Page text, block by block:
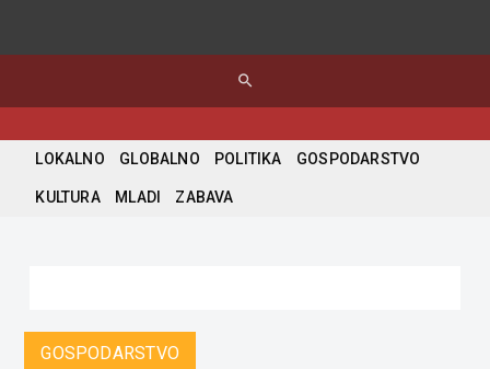
search
LOKALNO GLOBALNO POLITIKA GOSPODARSTVO
KULTURA MLADI ZABAVA
GOSPODARSTVO